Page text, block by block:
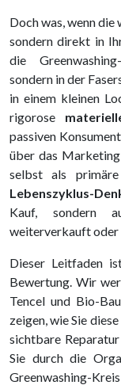
Doch was, wenn
sondern direkt in
die
sondern in der
in einem kleinen
rigorose
passiven
über das
selbst als
Lebenszyklus-
Kauf, sondern
weiterverkauft oder
Dieser Leitfaden
Bewertung. Wir
Tencel und Bio-
zeigen, wie Sie
sichtbare
Sie durch die
Greenwashing-